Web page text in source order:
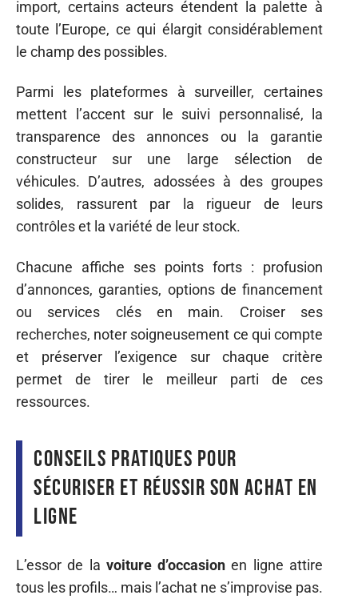
import, certains acteurs étendent la palette à
toute l’Europe, ce qui élargit considérablement
le champ des possibles.
Parmi les plateformes à surveiller, certaines
mettent l’accent sur le suivi personnalisé, la
transparence des annonces ou la garantie
constructeur sur une large sélection de
véhicules. D’autres, adossées à des groupes
solides, rassurent par la rigueur de leurs
contrôles et la variété de leur stock.
Chacune affiche ses points forts : profusion
d’annonces, garanties, options de financement
ou services clés en main. Croiser ses
recherches, noter soigneusement ce qui compte
et préserver l’exigence sur chaque critère
permet de tirer le meilleur parti de ces
ressources.
Conseils pratiques pour
sécuriser et réussir son achat en
ligne
L’essor de la voiture d’occasion en ligne attire
tous les profils… mais l’achat ne s’improvise pas.